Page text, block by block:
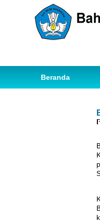
Beranda
Ihwal Pemetaan